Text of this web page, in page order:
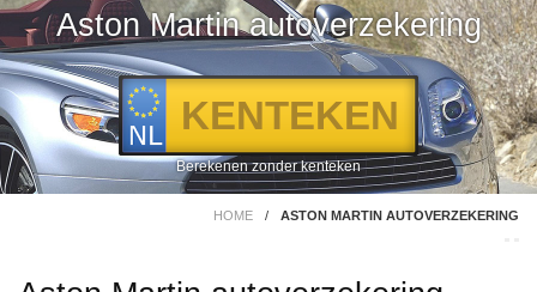
contentAston Martin autoverzekering
Berekenen zonder kenteken
HOME / ASTON MARTIN AUTOVERZEKERING